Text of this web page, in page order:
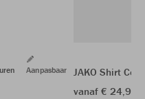
Aanpasbaar
JAKO Shirt
vanaf € 24,99